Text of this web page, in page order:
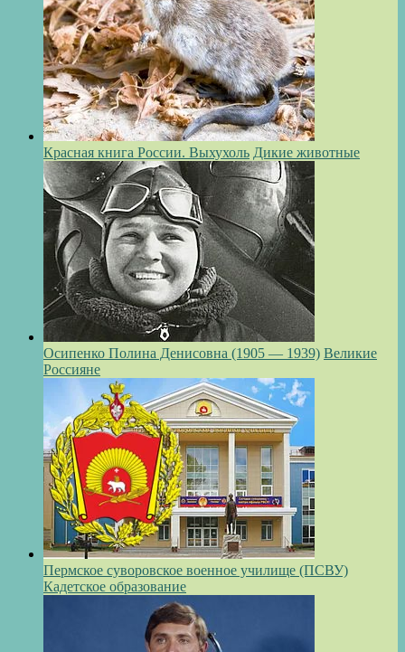
Красная книга России. Выхухоль Дикие животные
Осипенко Полина Денисовна (1905 — 1939) Великие
Россияне
Пермское суворовское военное училище (ПСВУ)
Кадетское образование